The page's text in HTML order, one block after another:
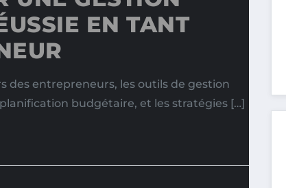
EN TANT
des entrepreneurs, les outils de gestion
budgétaire, et les stratégies […]